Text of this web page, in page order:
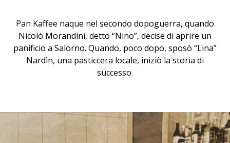
Pan Kaffee naque nel secondo dopoguerra, quando
Nicolò Morandini, detto “Nino”, decise di aprire un
panificio a Salorno. Quando, poco dopo, sposò “Lina”
Nardìn, una pasticcera locale, iniziò la storia di
successo.